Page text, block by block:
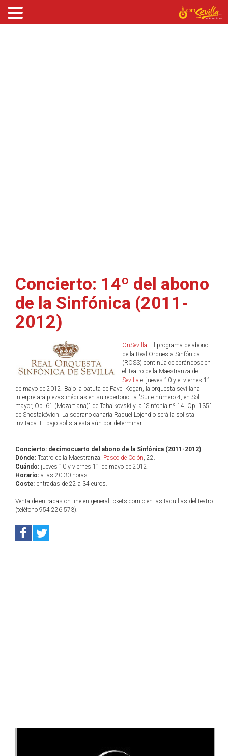
Concierto: 14º del abono
de la Sinfónica (2011-
2012)
OnSevilla. El programa de abono
de la Real Orquesta Sinfónica
(ROSS) continúa celebrándose en
el Teatro de la Maestranza de
Sevilla el jueves 10 y el viernes 11
de mayo de 2012. Bajo la batuta de Pavel Kogan, la orquesta sevillana
interpretará piezas inéditas en su repertorio: la "Suite número 4, en Sol
mayor, Op. 61 (Mozartiana)" de Tchaikovski y la "Sinfonía nº 14, Op. 135"
de Shostakóvich. La soprano canaria Raquel Lojendio será la solista
invitada. El bajo solista está aún por determinar.
Concierto: decimocuarto del abono de la Sinfónica (2011-2012)
Dónde: Teatro de la Maestranza. Paseo de Colón, 22.
Cuándo: jueves 10 y viernes 11 de mayo de 2012.
Horario: a las 20:30 horas.
Coste: entradas de 22 a 34 euros.
Venta de entradas on line en generaltickets.com o en las taquillas del teatro
(teléfono 954 226 573).